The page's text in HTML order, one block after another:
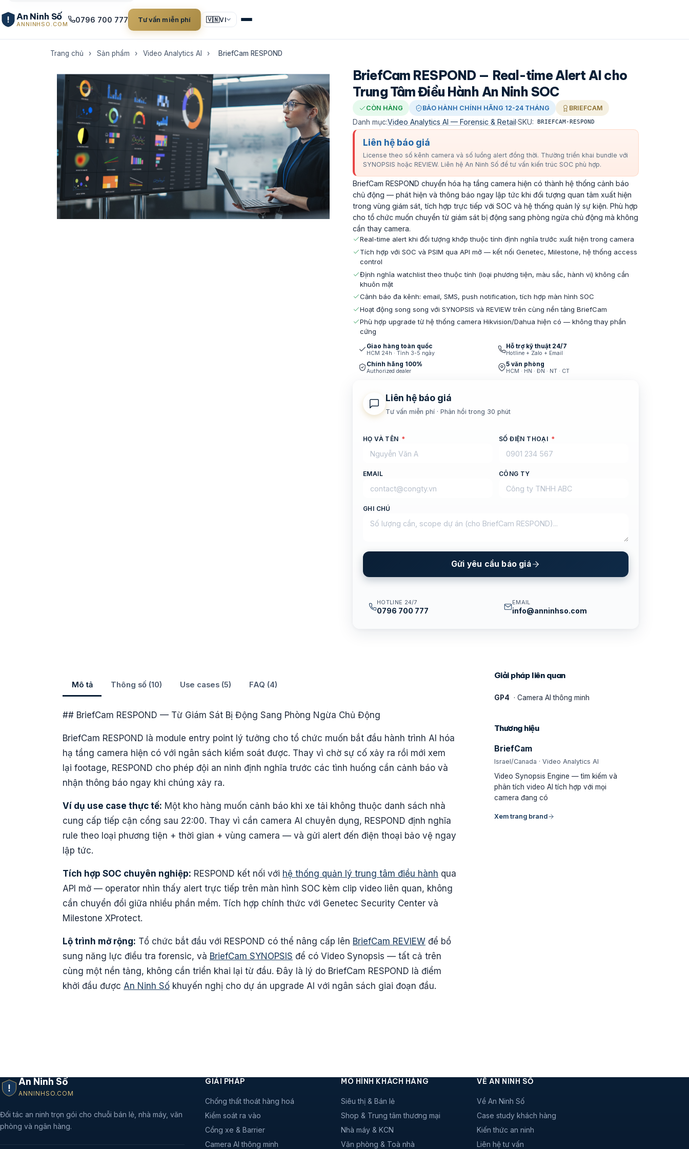
An Ninh Số
ANNINHSO.COM
0796 700 777 Tư vấn miễn phí 🇻🇳VI
Trang chủ › Sản phẩm › Video Analytics AI › BriefCam RESPOND
BriefCam RESPOND — Real-time Alert AI cho
Trung Tâm Điều Hành An Ninh SOC
CÒN HÀNG BẢO HÀNH CHÍNH HÃNG 12-24 THÁNG BRIEFCAM
Danh mục:Video Analytics AI — Forensic & Retail·SKU: BRIEFCAM-RESPOND
Liên hệ báo giá
License theo số kênh camera và số luồng alert đồng thời. Thường triển khai bundle với
SYNOPSIS hoặc REVIEW. Liên hệ An Ninh Số để tư vấn kiến trúc SOC phù hợp.
BriefCam RESPOND chuyển hóa hạ tầng camera hiện có thành hệ thống cảnh báo
chủ động — phát hiện và thông báo ngay lập tức khi đối tượng quan tâm xuất hiện
trong vùng giám sát, tích hợp trực tiếp với SOC và hệ thống quản lý sự kiện. Phù hợp
cho tổ chức muốn chuyển từ giám sát bị động sang phòng ngừa chủ động mà không
cần thay camera.
Real-time alert khi đối tượng khớp thuộc tính định nghĩa trước xuất hiện trong camera
Tích hợp với SOC và PSIM qua API mở — kết nối Genetec, Milestone, hệ thống access
control
Định nghĩa watchlist theo thuộc tính (loại phương tiện, màu sắc, hành vi) không cần
khuôn mặt
Cảnh báo đa kênh: email, SMS, push notification, tích hợp màn hình SOC
Hoạt động song song với SYNOPSIS và REVIEW trên cùng nền tảng BriefCam
Phù hợp upgrade từ hệ thống camera Hikvision/Dahua hiện có — không thay phần
cứng
Giao hàng toàn quốc
HCM 24h · Tỉnh 3-5 ngày
Hỗ trợ kỹ thuật 24/7
Hotline + Zalo + Email
Chính hãng 100%
Authorized dealer
5 văn phòng
HCM · HN · ĐN · NT · CT
Liên hệ báo giá
Tư vấn miễn phí · Phản hồi trong 30 phút
HỌ VÀ TÊN * SỐ ĐIỆN THOẠI *
EMAIL CÔNG TY
GHI CHÚ
Gửi yêu cầu báo giá
HOTLINE 24/7
0796 700 777
EMAIL
info@anninhso.com
Mô tả Thông số (10) Use cases (5) FAQ (4)
## BriefCam RESPOND — Từ Giám Sát Bị Động Sang Phòng Ngừa Chủ Động
BriefCam RESPOND là module entry point lý tưởng cho tổ chức muốn bắt đầu hành trình AI hóa
hạ tầng camera hiện có với ngân sách kiểm soát được. Thay vì chờ sự cố xảy ra rồi mới xem
lại footage, RESPOND cho phép đội an ninh định nghĩa trước các tình huống cần cảnh báo và
nhận thông báo ngay khi chúng xảy ra.
Ví dụ use case thực tế: Một kho hàng muốn cảnh báo khi xe tải không thuộc danh sách nhà
cung cấp tiếp cận cổng sau 22:00. Thay vì cần camera AI chuyên dụng, RESPOND định nghĩa
rule theo loại phương tiện + thời gian + vùng camera — và gửi alert đến điện thoại bảo vệ ngay
lập tức.
Tích hợp SOC chuyên nghiệp: RESPOND kết nối với hệ thống quản lý trung tâm điều hành qua
API mở — operator nhìn thấy alert trực tiếp trên màn hình SOC kèm clip video liên quan, không
cần chuyển đổi giữa nhiều phần mềm. Tích hợp chính thức với Genetec Security Center và
Milestone XProtect.
Lộ trình mở rộng: Tổ chức bắt đầu với RESPOND có thể nâng cấp lên BriefCam REVIEW để bổ
sung năng lực điều tra forensic, và BriefCam SYNOPSIS để có Video Synopsis — tất cả trên
cùng một nền tảng, không cần triển khai lại từ đầu. Đây là lý do BriefCam RESPOND là điểm
khởi đầu được An Ninh Số khuyến nghị cho dự án upgrade AI với ngân sách giai đoạn đầu.
Giải pháp liên quan
GP4 · Camera AI thông minh
Thương hiệu
BriefCam
Israel/Canada · Video Analytics AI
Video Synopsis Engine — tìm kiếm và
phân tích video AI tích hợp với mọi
camera đang có
Xem trang brand
An Ninh Số
ANNINHSO.COM
Đối tác an ninh trọn gói cho chuỗi bán lẻ, nhà máy, văn
phòng và ngân hàng.
GIẢI PHÁP
Chống thất thoát hàng hoá
Kiểm soát ra vào
Cổng xe & Barrier
Camera AI thông minh
MÔ HÌNH KHÁCH HÀNG
Siêu thị & Bán lẻ
Shop & Trung tâm thương mại
Nhà máy & KCN
Văn phòng & Toà nhà
VỀ AN NINH SỐ
Về An Ninh Số
Case study khách hàng
Kiến thức an ninh
Liên hệ tư vấn